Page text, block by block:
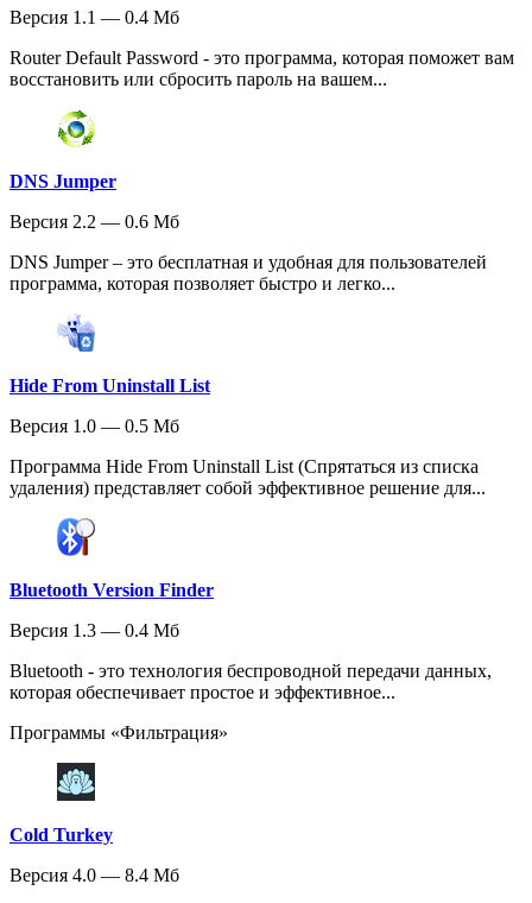
Версия 1.1 — 0.4 Мб
Router Default Password - это программа, которая поможет вам
восстановить или сбросить пароль на вашем...
DNS Jumper
Версия 2.2 — 0.6 Мб
DNS Jumper – это бесплатная и удобная для пользователей
программа, которая позволяет быстро и легко...
Hide From Uninstall List
Версия 1.0 — 0.5 Мб
Программа Hide From Uninstall List (Спрятаться из списка
удаления) представляет собой эффективное решение для...
Bluetooth Version Finder
Версия 1.3 — 0.4 Мб
Bluetooth - это технология беспроводной передачи данных,
которая обеспечивает простое и эффективное...
Программы «Фильтрация»
Cold Turkey
Версия 4.0 — 8.4 Мб